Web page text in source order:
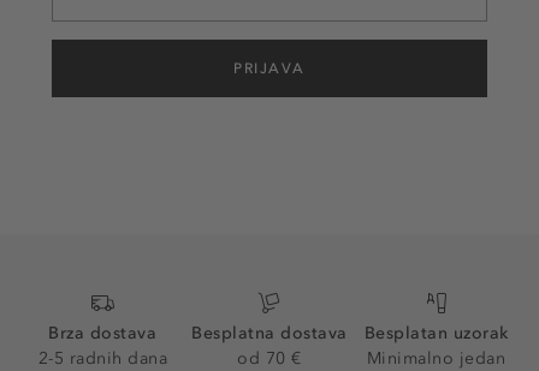
PRIJAVA
Brza dostava
2-5 radnih dana
Besplatna dostava
od 70 €
Besplatan uzorak
Minimalno jedan